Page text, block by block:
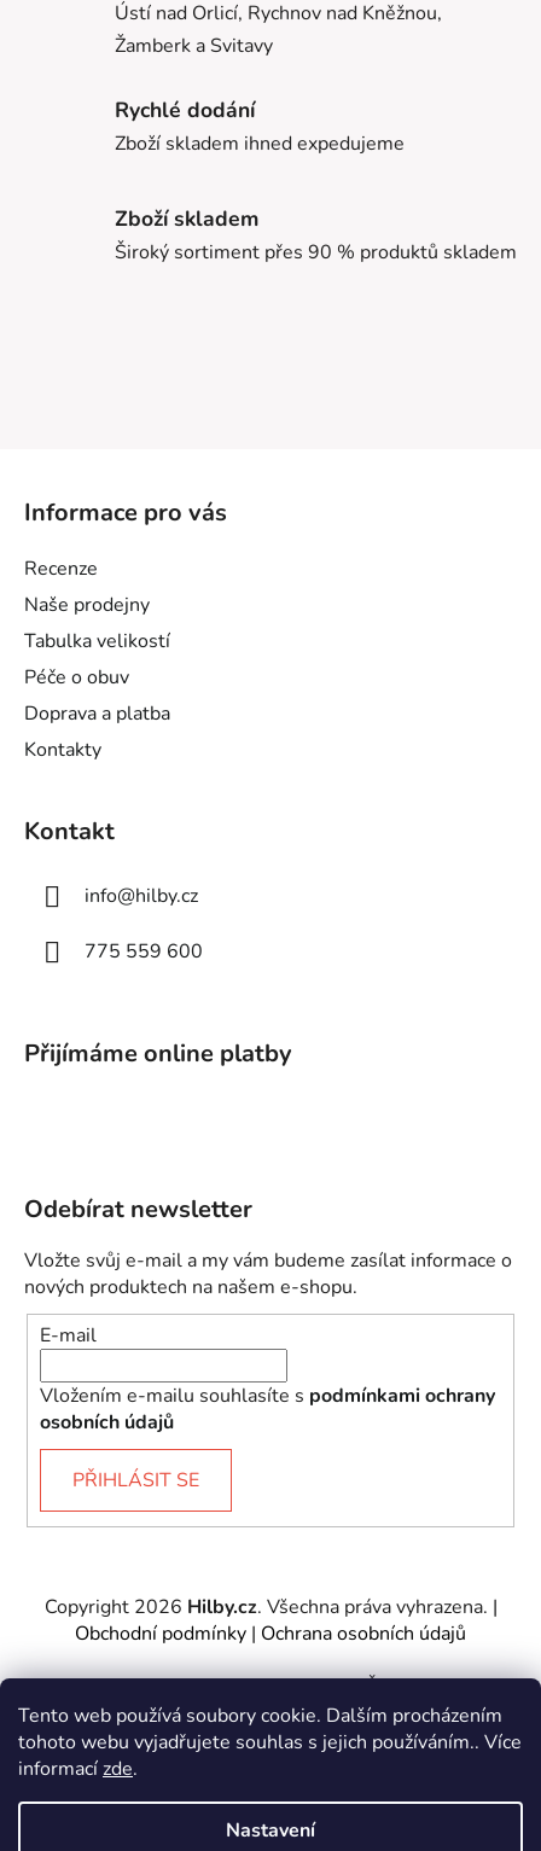
Tento web používá soubory cookie. Dalším procházením
tohoto webu vyjadřujete souhlas s jejich používáním.. Více
informacízde.
Nastavení
Ústí nad Orlicí, Rychnov nad Kněžnou,
Žamberk a Svitavy
Rychlé dodání
Zboží skladem ihned expedujeme
Zboží skladem
Široký sortiment přes 90 % produktů skladem
Informace pro vás
Recenze
Naše prodejny
Tabulka velikostí
Péče o obuv
Doprava a platba
Kontakty
Kontakt
info@hilby.cz
775 559 600
Přijímáme online platby
Odebírat newsletter
Vložte svůj e-mail a my vám budeme zasílat informace o
nových produktech na našem e-shopu.
E-mail
Vložením e-mailu souhlasíte s podmínkami ochrany
osobních údajů
PŘIHLÁSIT SE
Copyright 2026 Hilby.cz. Všechna práva vyhrazena. |
Obchodní podmínky | Ochrana osobních údajů
Provozovatel e-shopu: Hilby CZ s.r.o., IČ: 27467317, se
sídlem Soukenická 2082/7,11000 Praha 1 – Nové
Město.
Společnost je zapsána u Městského soudu v Praze -